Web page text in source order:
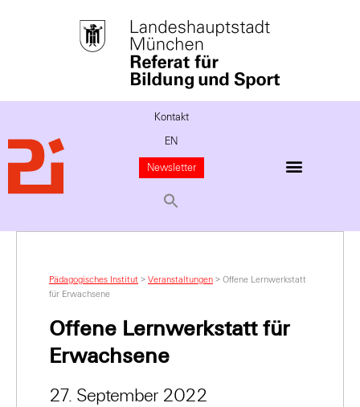
Kontakt
EN
Newsletter
Pädagogisches Institut > Veranstaltungen > Offene Lernwerkstatt
für Erwachsene
Offene Lernwerkstatt für
Erwachsene
27. September 2022